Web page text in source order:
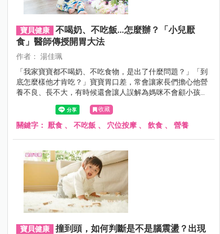
寶貝健康
不喝奶、不吃飯…怎麼辦？「小兒厭
食」醫師傳授開胃大法
作者： 湯佳珮
「我家寶寶都不喝奶、不吃食物，是出了什麼問題？」「到
底怎麼樣他才肯吃？」寶寶胃口差，常會讓家長們擔心他營
養不良、長不大，有時候還會讓人誤解為媽咪不會顧小孩。
先讓醫師教你判斷寶寶是哪一型的厭食，再看如何改善！
收藏
關鍵字： 厭食 、 不吃飯 、 穴位按摩 、 飲食 、 營養
寶貝健康
撞到頭，如何判斷是不是腦震盪？出現